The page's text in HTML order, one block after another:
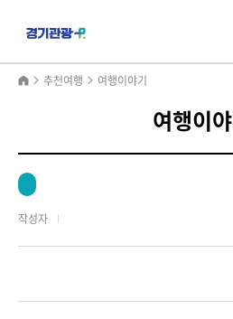
추천여행 여행이야기
여행이
작성자